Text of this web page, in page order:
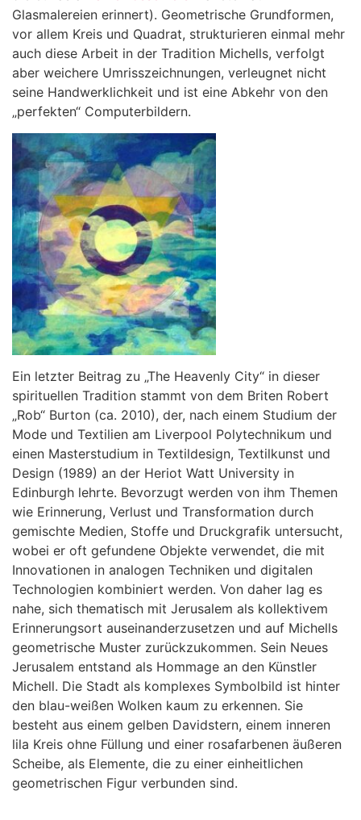
Glasmalereien erinnert). Geometrische Grundformen,
vor allem Kreis und Quadrat, strukturieren einmal mehr
auch diese Arbeit in der Tradition Michells, verfolgt
aber weichere Umrisszeichnungen, verleugnet nicht
seine Handwerklichkeit und ist eine Abkehr von den
„perfekten“ Computerbildern.
Ein letzter Beitrag zu „The Heavenly City“ in dieser
spirituellen Tradition stammt von dem Briten Robert
„Rob“ Burton (ca. 2010), der, nach einem Studium der
Mode und Textilien am Liverpool Polytechnikum und
einen Masterstudium in Textildesign, Textilkunst und
Design (1989) an der Heriot Watt University in
Edinburgh lehrte. Bevorzugt werden von ihm Themen
wie Erinnerung, Verlust und Transformation durch
gemischte Medien, Stoffe und Druckgrafik untersucht,
wobei er oft gefundene Objekte verwendet, die mit
Innovationen in analogen Techniken und digitalen
Technologien kombiniert werden. Von daher lag es
nahe, sich thematisch mit Jerusalem als kollektivem
Erinnerungsort auseinanderzusetzen und auf Michells
geometrische Muster zurückzukommen. Sein Neues
Jerusalem entstand als Hommage an den Künstler
Michell. Die Stadt als komplexes Symbolbild ist hinter
den blau-weißen Wolken kaum zu erkennen. Sie
besteht aus einem gelben Davidstern, einem inneren
lila Kreis ohne Füllung und einer rosafarbenen äußeren
Scheibe, als Elemente, die zu einer einheitlichen
geometrischen Figur verbunden sind.